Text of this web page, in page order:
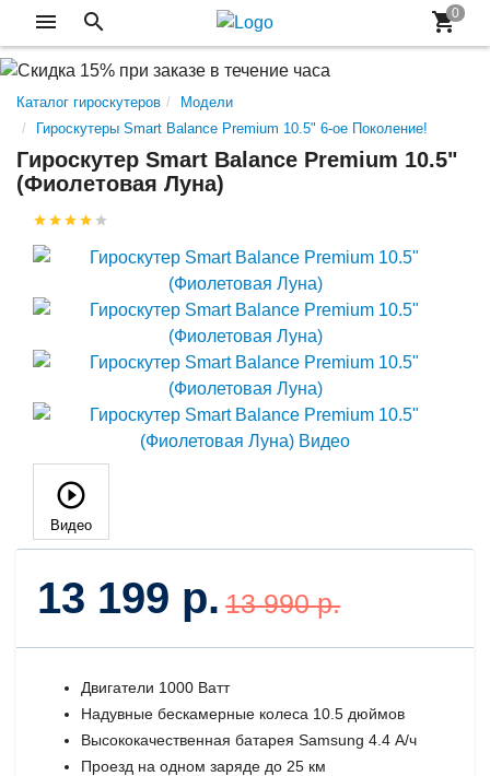
Каталог гироскутеров
Модели
Гироскутеры Smart Balance Premium 10.5" 6-ое Поколение!
Гироскутер Smart Balance Premium 10.5"
(Фиолетовая Луна)
Видео
13 199 р. 13 990 р.
Двигатели 1000 Ватт
Надувные бескамерные колеса 10.5 дюймов
Высококачественная батарея Samsung 4.4 А/ч
Проезд на одном заряде до 25 км